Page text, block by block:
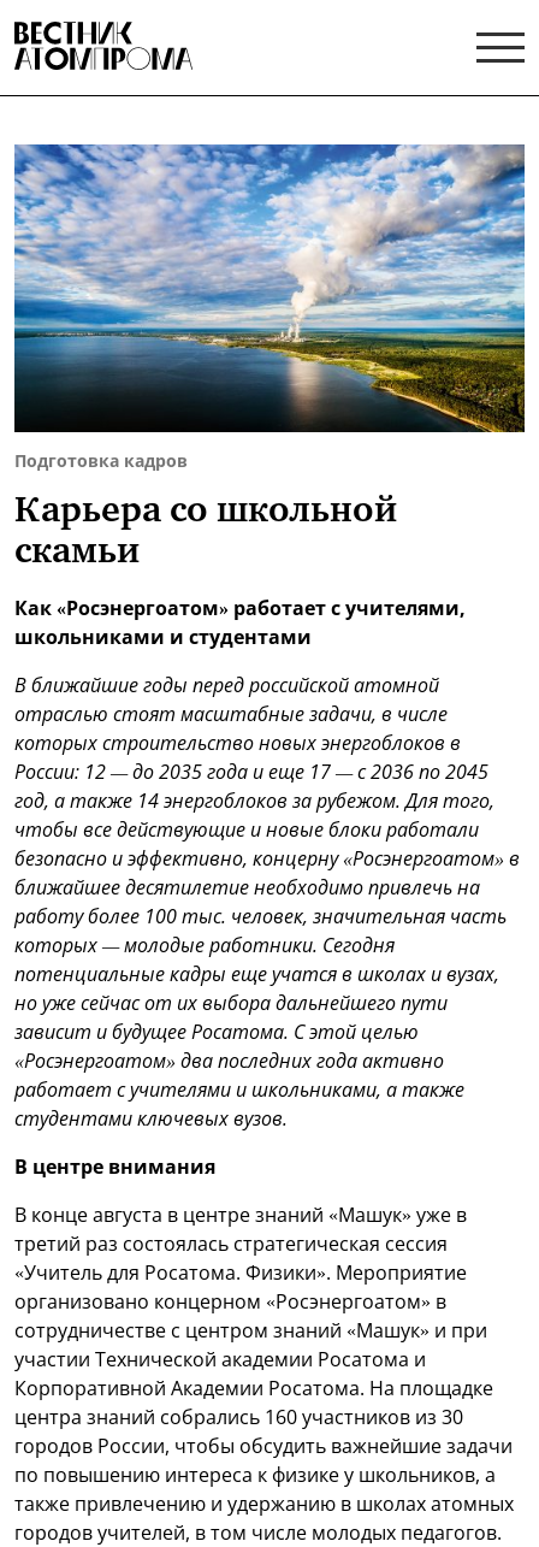
Подготовка кадров
Карьера со школьной
скамьи
Как «Росэнергоатом» работает с учителями,
школьниками и студентами
В ближайшие годы перед российской атомной
отраслью стоят масштабные задачи, в числе
которых строительство новых энергоблоков в
России: 12 — до 2035 года и еще 17 — с 2036 по 2045
год, а также 14 энергоблоков за рубежом. Для того,
чтобы все действующие и новые блоки работали
безопасно и эффективно, концерну «Росэнергоатом» в
ближайшее десятилетие необходимо привлечь на
работу более 100 тыс. человек, значительная часть
которых — молодые работники. Сегодня
потенциальные кадры еще учатся в школах и вузах,
но уже сейчас от их выбора дальнейшего пути
зависит и будущее Росатома. С этой целью
«Росэнергоатом» два последних года активно
работает с учителями и школьниками, а также
студентами ключевых вузов.
В центре внимания
В конце августа в центре знаний «Машук» уже в
третий раз состоялась стратегическая сессия
«Учитель для Росатома. Физики». Мероприятие
организовано концерном «Росэнергоатом» в
сотрудничестве с центром знаний «Машук» и при
участии Технической академии Росатома и
Корпоративной Академии Росатома. На площадке
центра знаний собрались 160 участников из 30
городов России, чтобы обсудить важнейшие задачи
по повышению интереса к физике у школьников, а
также привлечению и удержанию в школах атомных
городов учителей, в том числе молодых педагогов.